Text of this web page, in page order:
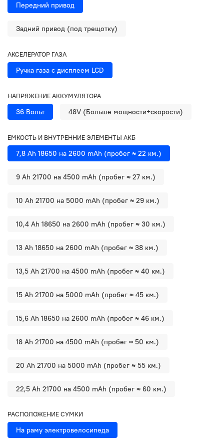
Передний привод
Задний привод (под трещотку)
АКСЕЛЕРАТОР ГАЗА
Ручка газа с дисплеем LCD
НАПРЯЖЕНИЕ АККУМУЛЯТОРА
36 Вольт 48V (Больше мощности+скорости)
ЕМКОСТЬ И ВНУТРЕННИЕ ЭЛЕМЕНТЫ АКБ
7,8 Ah 18650 на 2600 mAh (пробег ≈ 22 км.)
9 Ah 21700 на 4500 mAh (пробег ≈ 27 км.)
10 Ah 21700 на 5000 mAh (пробег ≈ 29 км.)
10,4 Ah 18650 на 2600 mAh (пробег ≈ 30 км.)
13 Ah 18650 на 2600 mAh (пробег ≈ 38 км.)
13,5 Ah 21700 на 4500 mAh (пробег ≈ 40 км.)
15 Ah 21700 на 5000 mAh (пробег ≈ 45 км.)
15,6 Ah 18650 на 2600 mAh (пробег ≈ 46 км.)
18 Ah 21700 на 4500 mAh (пробег ≈ 50 км.)
20 Ah 21700 на 5000 mAh (пробег ≈ 55 км.)
22,5 Ah 21700 на 4500 mAh (пробег ≈ 60 км.)
РАСПОЛОЖЕНИЕ СУМКИ
На раму электровелосипеда